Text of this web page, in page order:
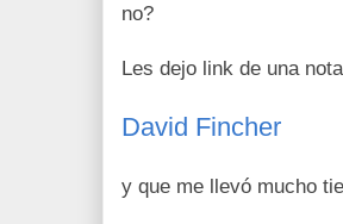
no?
Les dejo link de una
David Fincher
y que me llevó mucho